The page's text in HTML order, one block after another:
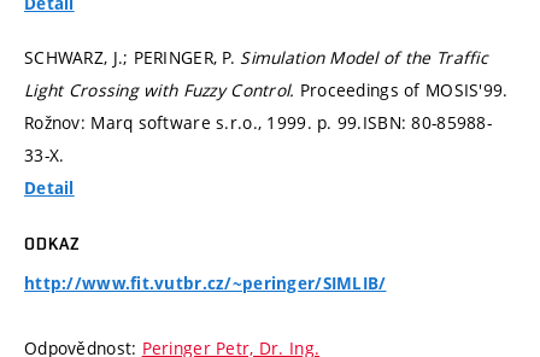
SCHWARZ, J.; PERINGER, P. Simulation Model of the Traffic
Light Crossing with Fuzzy Control. Proceedings of MOSIS'99.
Rožnov: Marq software s.r.o., 1999. p. 99.ISBN: 80-85988-
33-X.
Detail
ODKAZ
http://www.fit.vutbr.cz/~peringer/SIMLIB/
Odpovědnost: Peringer Petr, Dr. Ing.